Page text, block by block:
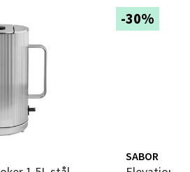
-30%
SABOR
Sirkus Shopping
7044 Trondheim